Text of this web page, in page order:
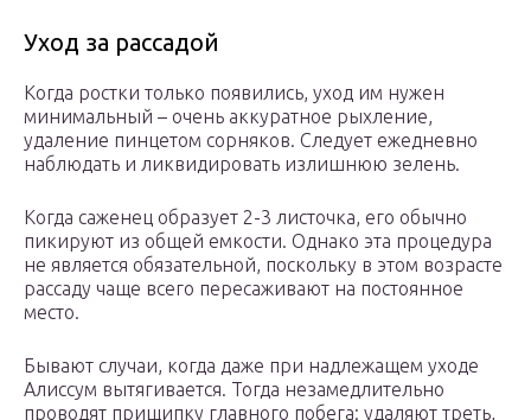
Уход за рассадой
Когда ростки только появились, уход им нужен
минимальный – очень аккуратное рыхление,
удаление пинцетом сорняков. Следует ежедневно
наблюдать и ликвидировать излишнюю зелень.
Когда саженец образует 2-3 листочка, его обычно
пикируют из общей емкости. Однако эта процедура
не является обязательной, поскольку в этом возрасте
рассаду чаще всего пересаживают на постоянное
место.
Бывают случаи, когда даже при надлежащем уходе
Алиссум вытягивается. Тогда незамедлительно
проводят прищипку главного побега: удаляют треть,